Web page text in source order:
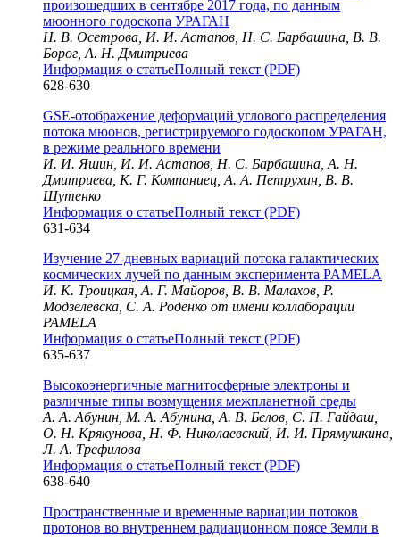
произошедших в сентябре 2017 года, по данным
мюонного годоскопа УРАГАН
Н. В. Осетрова, И. И. Астапов, Н. С. Барбашина, В. В.
Борог, А. Н. Дмитриева
Информация о статьеПолный текст (PDF)
628-630
GSE-отображение деформаций углового распределения
потока мюонов, регистрируемого годоскопом УРАГАН,
в режиме реального времени
И. И. Яшин, И. И. Астапов, Н. С. Барбашина, А. Н.
Дмитриева, К. Г. Компаниец, А. А. Петрухин, В. В.
Шутенко
Информация о статьеПолный текст (PDF)
631-634
Изучение 27-дневных вариаций потока галактических
космических лучей по данным эксперимента PAMELA
И. К. Троицкая, А. Г. Майоров, В. В. Малахов, Р.
Модзелевска, С. А. Роденко от имени коллаборации
PAMELA
Информация о статьеПолный текст (PDF)
635-637
Высокоэнергичные магнитосферные электроны и
различные типы возмущения межпланетной среды
А. А. Абунин, М. А. Абунина, А. В. Белов, С. П. Гайдаш,
О. Н. Крякунова, Н. Ф. Николаевский, И. И. Прямушкина,
Л. А. Трефилова
Информация о статьеПолный текст (PDF)
638-640
Пространственные и временные вариации потоков
протонов во внутреннем радиационном поясе Земли в